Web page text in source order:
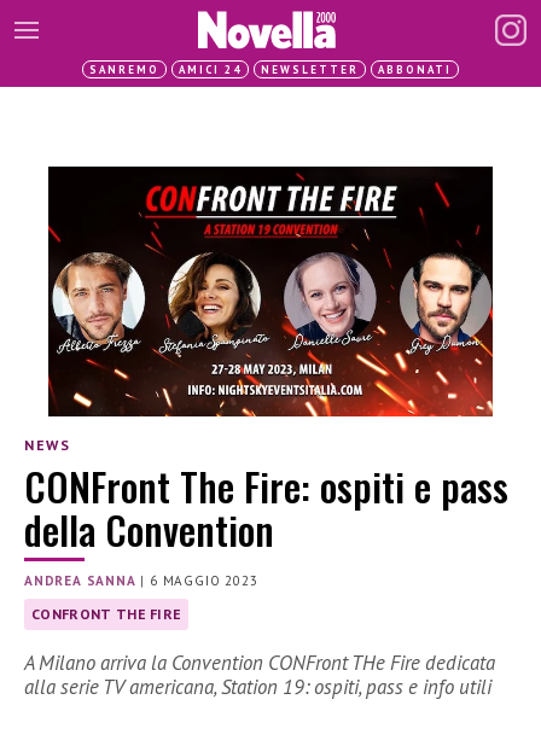
SANREMO AMICI 24 NEWSLETTER ABBONATI
NEWS
CONFront The Fire: ospiti e pass
della Convention
ANDREA SANNA | 6 MAGGIO 2023
CONFRONT THE FIRE
A Milano arriva la Convention CONFront THe Fire dedicata
alla serie TV americana, Station 19: ospiti, pass e info utili